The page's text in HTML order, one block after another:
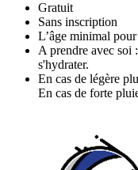
Gratuit
Sans inscription
L’âge minimal
A prendre avec soi
s'hydrater.
En cas de légère
En cas de forte